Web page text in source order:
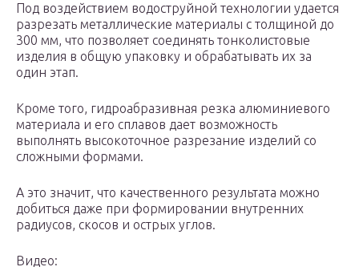
Под воздействием водоструйной технологии удается
разрезать металлические материалы с толщиной до
300 мм, что позволяет соединять тонколистовые
изделия в общую упаковку и обрабатывать их за
один этап.
Кроме того, гидроабразивная резка алюминиевого
материала и его сплавов дает возможность
выполнять высокоточное разрезание изделий со
сложными формами.
А это значит, что качественного результата можно
добиться даже при формировании внутренних
радиусов, скосов и острых углов.
Видео: